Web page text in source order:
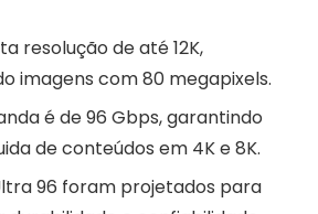
resolução de até 12K,
imagens com 80 megapixels.
é de 96 Gbps, garantindo
de conteúdos em 4K e 8K.
96 foram projetados para